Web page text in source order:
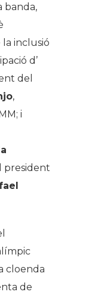
banda,
la inclusió
d’
del
,
i
president
cloenda
de